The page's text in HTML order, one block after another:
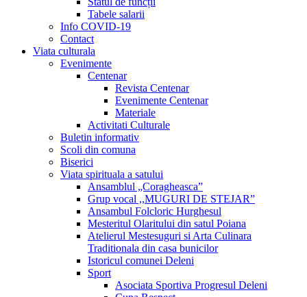
Tabele salarii
Info COVID-19
Contact
Viata culturala
Evenimente
Centenar
Revista Centenar
Evenimente Centenar
Materiale
Activitati Culturale
Buletin informativ
Scoli din comuna
Biserici
Viata spirituala a satului
Ansamblul „Coragheasca”
Grup vocal ,,MUGURI DE STEJAR”
Ansambul Folcloric Hurghesul
Mesteritul Olaritului din satul Poiana
Atelierul Mestesuguri si Arta Culinara
Traditionala din casa bunicilor
Istoricul comunei Deleni
Sport
Asociata Sportiva Progresul Deleni